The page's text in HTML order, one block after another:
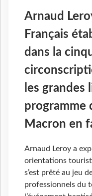
Arnaud
Français
dans la
les grandes
programme
Macron en
Arnaud Leroy a
orientations
s’est prêté au jeu
professionnels du